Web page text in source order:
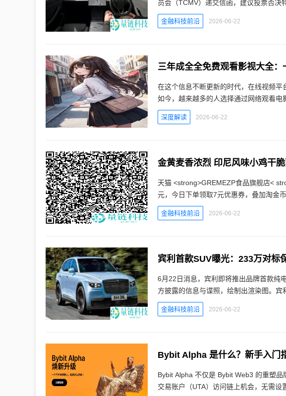
员会（TCMV）递交信函，建议投票否决
金融科技前沿 2026-06-22
三年成全全免费观看影视大全
在这个信息不断更新的时代，在线视频平
如今，越来越多的人选择通过网络观看电
深度解读 2026-06-22
金黄麦香浓烈 印尼风味小鸡干
天猫 <strong>GREMEZP食品旗舰店<
元，今日下单领取7元优惠券，叠加淘金
金融科技前沿 2026-06-22
宾利首款SUV曝光：233万对标
6月22日消息，宾利即将推出品牌首款纯
方披露的信息与谍照，绘制出渲染图。宾
金融科技前沿 2026-06-22
Bybit Alpha 是什么？新手入门
Bybit Alpha 不仅是 Bybit Web3 的重塑
交易账户（UTA）访问链上机会，无需设